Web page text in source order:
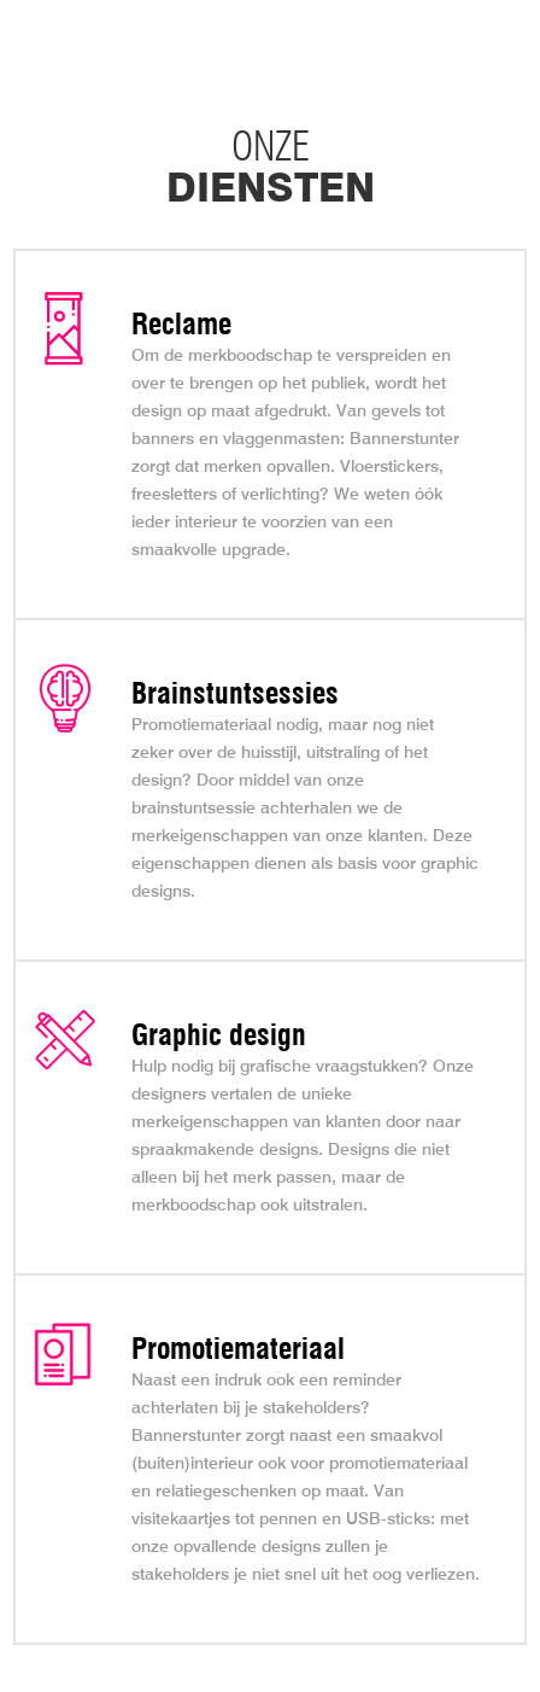
ONZE
DIENSTEN
Reclame
Om de merkboodschap te verspreiden en
over te brengen op het publiek, wordt het
design op maat afgedrukt. Van gevels tot
banners en vlaggenmasten: Bannerstunter
zorgt dat merken opvallen. Vloerstickers,
freesletters of verlichting? We weten óók
ieder interieur te voorzien van een
smaakvolle upgrade.
Brainstuntsessies
Promotiemateriaal nodig, maar nog niet
zeker over de huisstijl, uitstraling of het
design? Door middel van onze
brainstuntsessie achterhalen we de
merkeigenschappen van onze klanten. Deze
eigenschappen dienen als basis voor graphic
designs.
Graphic design
Hulp nodig bij grafische vraagstukken? Onze
designers vertalen de unieke
merkeigenschappen van klanten door naar
spraakmakende designs. Designs die niet
alleen bij het merk passen, maar de
merkboodschap ook uitstralen.
Promotiemateriaal
Naast een indruk ook een reminder
achterlaten bij je stakeholders?
Bannerstunter zorgt naast een smaakvol
(buiten)interieur ook voor promotiemateriaal
en relatiegeschenken op maat. Van
visitekaartjes tot pennen en USB-sticks: met
onze opvallende designs zullen je
stakeholders je niet snel uit het oog verliezen.